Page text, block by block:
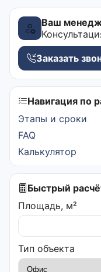
Ваш
Заказать
Навигация по
Этапы и сроки
FAQ
Калькулятор
Быстрый
Площадь, м²
Тип объекта